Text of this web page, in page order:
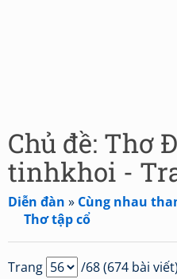
Chủ đề: Thơ
tinhkhoi -
Diễn đàn » Cùng nhau
Thơ tập cổ
Trang /68 (674 bài viết)